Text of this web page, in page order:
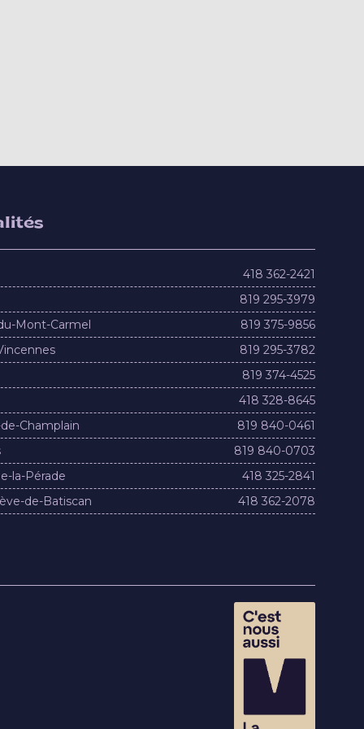
418 362-2421
819 295-3979
Mont-Carmel
819 375-9856
819 295-3782
819 374-4525
418 328-8645
Champlain
819 840-0461
819 840-0703
la-Pérade
418 325-2841
de-Batiscan
418 362-2078